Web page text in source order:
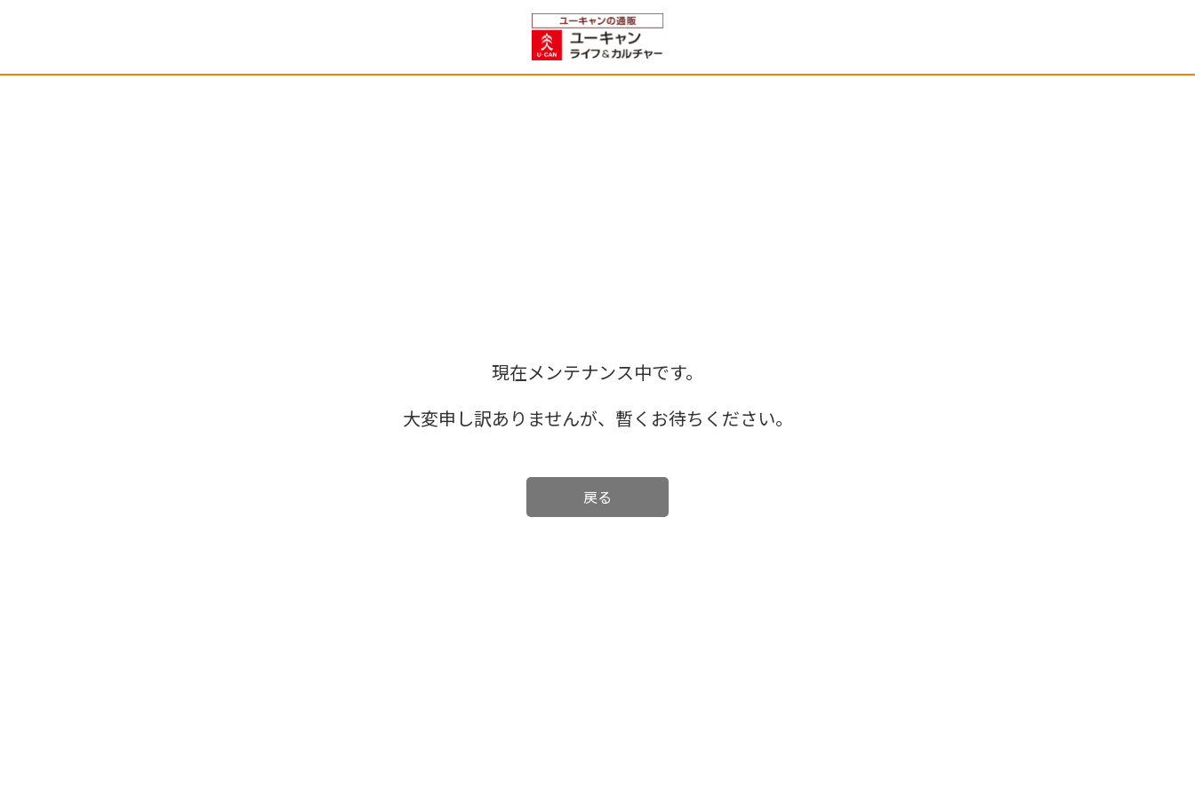
現在メンテナンス中です。
大変申し訳ありませんが、暫くお待ちください。
戻る